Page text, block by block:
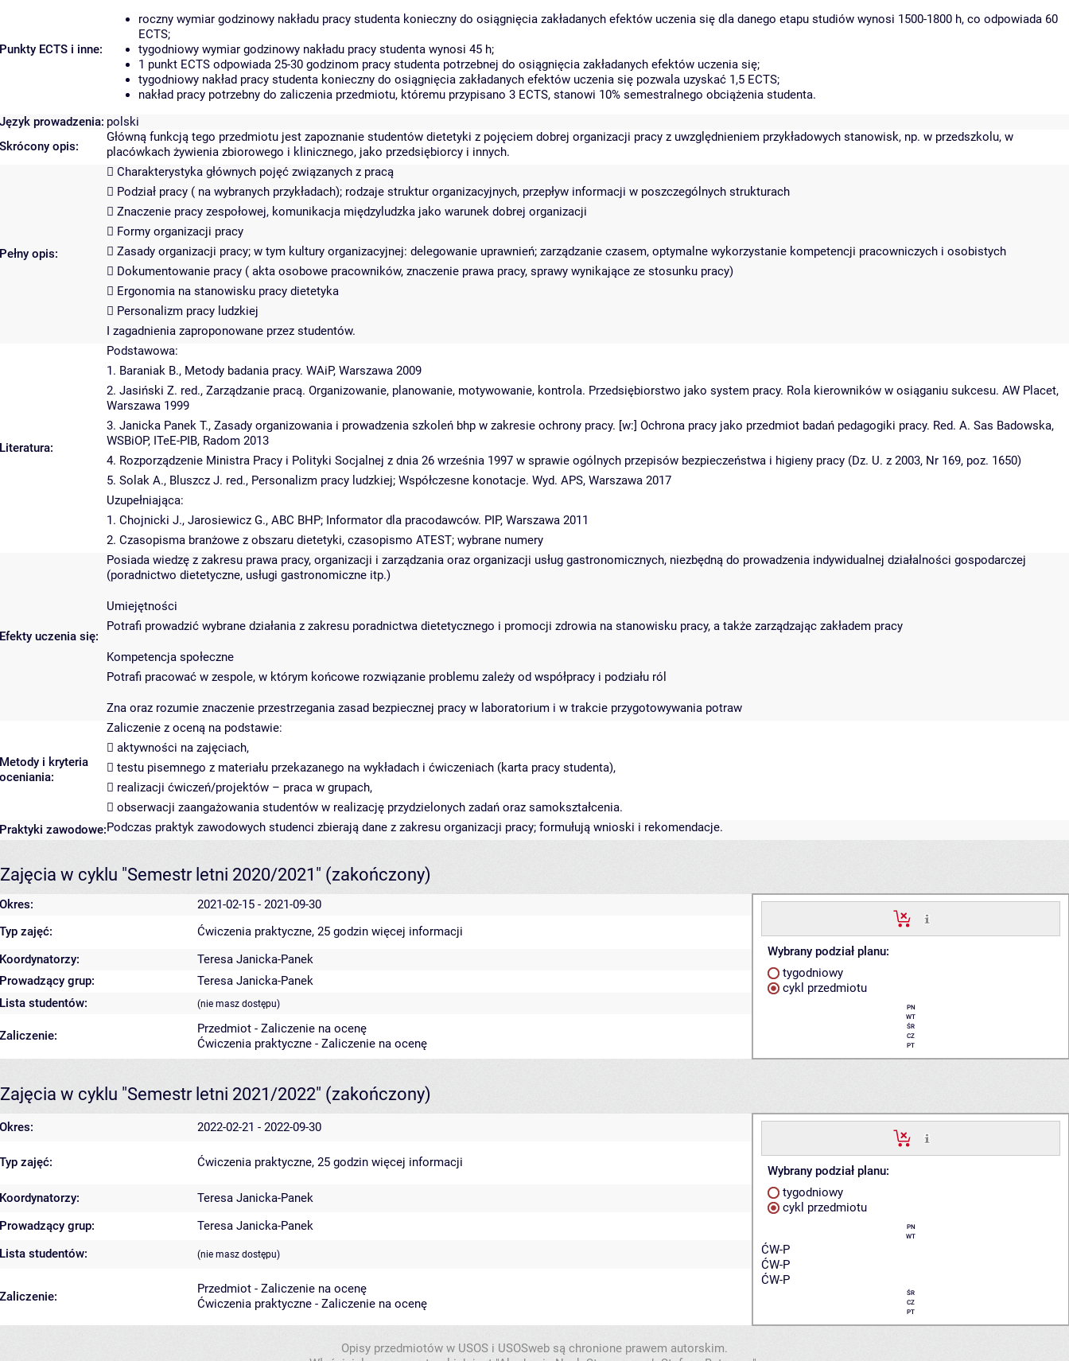
Punkty ECTS i inne:
roczny wymiar godzinowy nakładu pracy studenta konieczny do osiągnięcia zakładanych efektów uczenia się dla danego etapu studiów wynosi 1500-1800 h, co odpowiada 60
ECTS;
tygodniowy wymiar godzinowy nakładu pracy studenta wynosi 45 h;
1 punkt ECTS odpowiada 25-30 godzinom pracy studenta potrzebnej do osiągnięcia zakładanych efektów uczenia się;
tygodniowy nakład pracy studenta konieczny do osiągnięcia zakładanych efektów uczenia się pozwala uzyskać 1,5 ECTS;
nakład pracy potrzebny do zaliczenia przedmiotu, któremu przypisano 3 ECTS, stanowi 10% semestralnego obciążenia studenta.
Język prowadzenia: polski
Skrócony opis:
Główną funkcją tego przedmiotu jest zapoznanie studentów dietetyki z pojęciem dobrej organizacji pracy z uwzględnieniem przykładowych stanowisk, np. w przedszkolu, w
placówkach żywienia zbiorowego i klinicznego, jako przedsiębiorcy i innych.
Pełny opis:
 Charakterystyka głównych pojęć związanych z pracą
 Podział pracy ( na wybranych przykładach); rodzaje struktur organizacyjnych, przepływ informacji w poszczególnych strukturach
 Znaczenie pracy zespołowej, komunikacja międzyludzka jako warunek dobrej organizacji
 Formy organizacji pracy
 Zasady organizacji pracy; w tym kultury organizacyjnej: delegowanie uprawnień; zarządzanie czasem, optymalne wykorzystanie kompetencji pracowniczych i osobistych
 Dokumentowanie pracy ( akta osobowe pracowników, znaczenie prawa pracy, sprawy wynikające ze stosunku pracy)
 Ergonomia na stanowisku pracy dietetyka
 Personalizm pracy ludzkiej
I zagadnienia zaproponowane przez studentów.
Literatura:
Podstawowa:
1. Baraniak B., Metody badania pracy. WAiP, Warszawa 2009
2. Jasiński Z. red., Zarządzanie pracą. Organizowanie, planowanie, motywowanie, kontrola. Przedsiębiorstwo jako system pracy. Rola kierowników w osiąganiu sukcesu. AW Placet,
Warszawa 1999
3. Janicka Panek T., Zasady organizowania i prowadzenia szkoleń bhp w zakresie ochrony pracy. [w:] Ochrona pracy jako przedmiot badań pedagogiki pracy. Red. A. Sas Badowska,
WSBiOP, ITeE-PIB, Radom 2013
4. Rozporządzenie Ministra Pracy i Polityki Socjalnej z dnia 26 września 1997 w sprawie ogólnych przepisów bezpieczeństwa i higieny pracy (Dz. U. z 2003, Nr 169, poz. 1650)
5. Solak A., Bluszcz J. red., Personalizm pracy ludzkiej; Współczesne konotacje. Wyd. APS, Warszawa 2017
Uzupełniająca:
1. Chojnicki J., Jarosiewicz G., ABC BHP; Informator dla pracodawców. PIP, Warszawa 2011
2. Czasopisma branżowe z obszaru dietetyki, czasopismo ATEST; wybrane numery
Efekty uczenia się:
Posiada wiedzę z zakresu prawa pracy, organizacji i zarządzania oraz organizacji usług gastronomicznych, niezbędną do prowadzenia indywidualnej działalności gospodarczej
(poradnictwo dietetyczne, usługi gastronomiczne itp.)
Umiejętności
Potrafi prowadzić wybrane działania z zakresu poradnictwa dietetycznego i promocji zdrowia na stanowisku pracy, a także zarządzając zakładem pracy
Kompetencja społeczne
Potrafi pracować w zespole, w którym końcowe rozwiązanie problemu zależy od współpracy i podziału ról
Zna oraz rozumie znaczenie przestrzegania zasad bezpiecznej pracy w laboratorium i w trakcie przygotowywania potraw
Metody i kryteria
oceniania:
Zaliczenie z oceną na podstawie:
 aktywności na zajęciach,
 testu pisemnego z materiału przekazanego na wykładach i ćwiczeniach (karta pracy studenta),
 realizacji ćwiczeń/projektów – praca w grupach,
 obserwacji zaangażowania studentów w realizację przydzielonych zadań oraz samokształcenia.
Praktyki zawodowe:Podczas praktyk zawodowych studenci zbierają dane z zakresu organizacji pracy; formułują wnioski i rekomendacje.
Zajęcia w cyklu "Semestr letni 2020/2021" (zakończony)
Okres: 2021-02-15 - 2021-09-30
Wybrany podział planu:
tygodniowy
cykl przedmiotu
PN
WT
ŚR
CZ
PT
Typ zajęć: Ćwiczenia praktyczne, 25 godzin więcej informacji
Koordynatorzy:
Teresa Janicka-Panek
Prowadzący grup:
Teresa Janicka-Panek
Lista studentów:
(nie masz dostępu)
Zaliczenie:
Przedmiot - Zaliczenie na ocenę
Ćwiczenia praktyczne - Zaliczenie na ocenę
Zajęcia w cyklu "Semestr letni 2021/2022" (zakończony)
Okres: 2022-02-21 - 2022-09-30
Wybrany podział planu:
tygodniowy
cykl przedmiotu
PN
WT
ĆW-P
ĆW-P
ĆW-P
ŚR
CZ
PT
Typ zajęć: Ćwiczenia praktyczne, 25 godzin więcej informacji
Koordynatorzy:
Teresa Janicka-Panek
Prowadzący grup:
Teresa Janicka-Panek
Lista studentów:
(nie masz dostępu)
Zaliczenie:
Przedmiot - Zaliczenie na ocenę
Ćwiczenia praktyczne - Zaliczenie na ocenę
Opisy przedmiotów w USOS i USOSweb są chronione prawem autorskim.